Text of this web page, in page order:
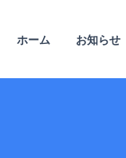
ホーム お知らせ